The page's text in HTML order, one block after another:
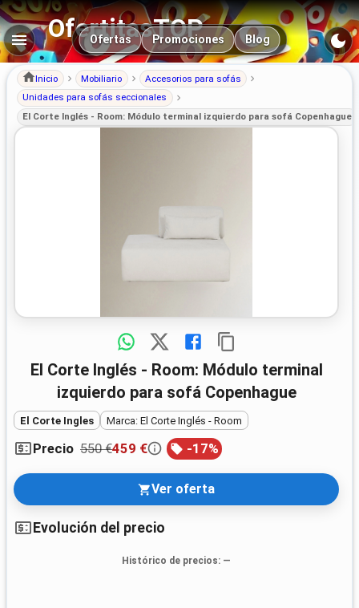
OfertitasTOP
Navegación principal
Ofertas Promociones Blog
Inicio Mobiliario
Accesorios para sofás
Unidades para sofás seccionales
El Corte Inglés - Room: Módulo terminal izquierdo para sofá Copenhague
El Corte Inglés - Room: Módulo terminal
izquierdo para sofá Copenhague
El Corte Ingles Marca: El Corte Inglés - Room
Precio 550 €459 € -17%
Ver oferta
Evolución del precio
Histórico de precios: —